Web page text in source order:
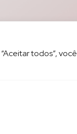
todos”, você